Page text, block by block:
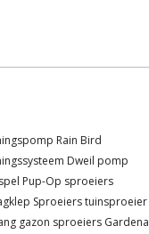
Rain Bird
Dweil pomp
Pup-Op sproeiers
Sproeierstuinsproeier
gazon sproeiers Gardena